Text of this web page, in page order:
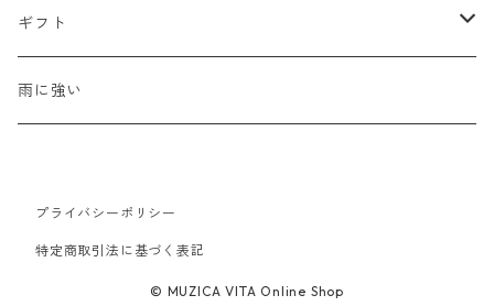
ビジネスバッグ
ハンドバッグ
牛革
水牛革
豚革
レディース
ギフト
母の日
バレンタイン
雨に強い
プライバシーポリシー
特定商取引法に基づく表記
© MUZICA VITA Online Shop